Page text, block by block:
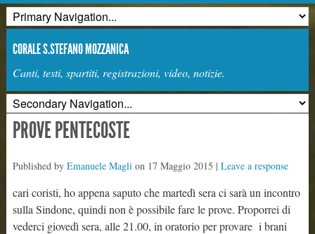
CORALE S.STEFANO MOZZANICA
Canti, testi, spartiti, registrazioni, video, notizie.
PROVE PENTECOSTE
Published by Emanuele Maglion 17 Maggio 2015 | Leave a response
cari coristi, ho appena saputo che martedì sera ci sarà un incontro
sulla Sindone, quindi non è possibile fare le prove. Proporrei di
vederci giovedì sera, alle 21.00, in oratorio per provare i brani